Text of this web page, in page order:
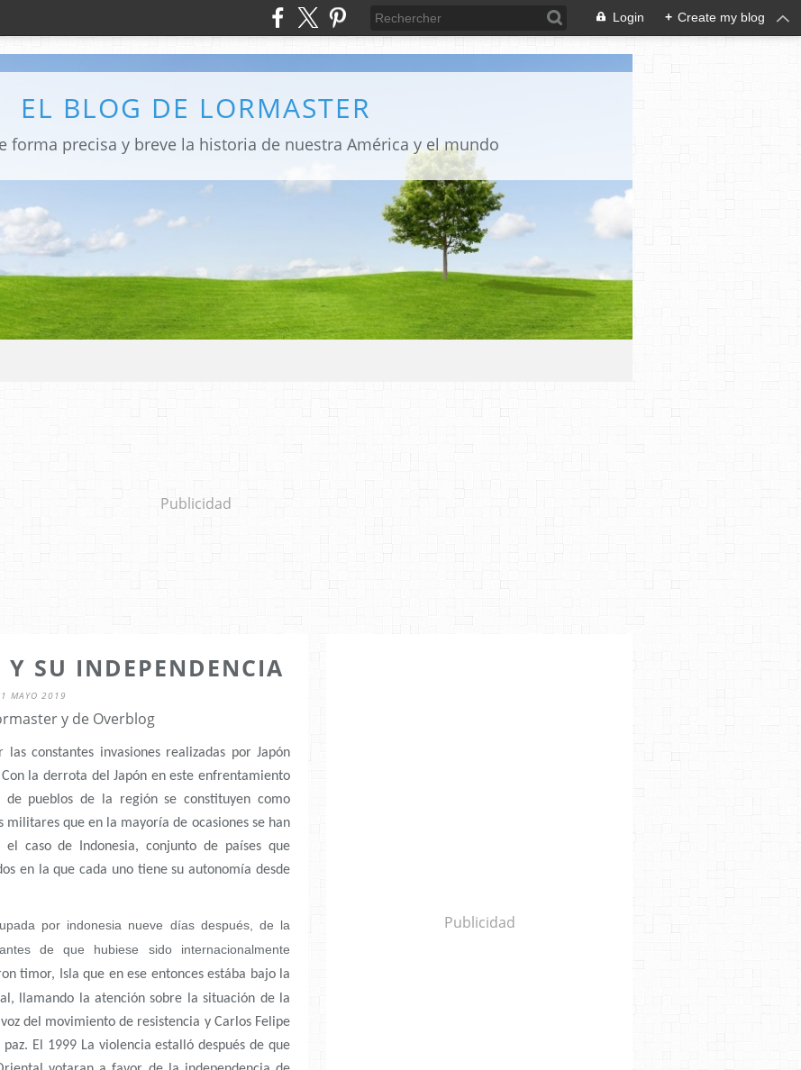
Login + Create my blog
EL BLOG DE LORMASTER
forma precisa y breve la historia de nuestra América y el mundo
Publicidad
SU INDEPENDENCIA
1 MAYO 2019
y de Overblog
constantes invasiones realizadas por Japón
la derrota del Japón en este enfrentamiento
pueblos de la región se constituyen como
militares que en la mayoría de ocasiones se han
caso de Indonesia, conjunto de países que
en la que cada uno tiene su autonomía desde
por indonesia nueve días después, de la
de que hubiese sido internacionalmente
timor, Isla que en ese entonces estába bajo la
llamando la atención sobre la situación de la
del movimiento de resistencia y Carlos Felipe
El 1999 La violencia estalló después de que
Publicidad